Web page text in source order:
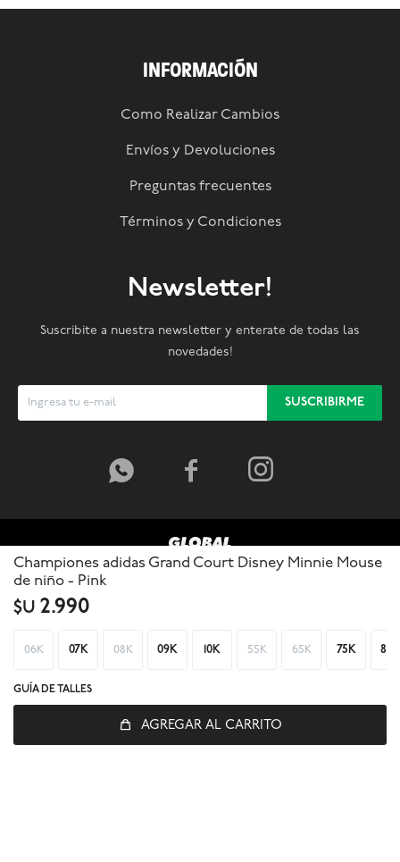
Championes adidas Grand Court Disney Minnie Mouse
de niño - Pink
$U 2.990
06K 07K 08K 09K 10K 55K 65K 75K 85K
GUÍA DE TALLES
AGREGAR AL CARRITO
INFORMACIÓN
Como Realizar Cambios
Envíos y Devoluciones
Preguntas frecuentes
Términos y Condiciones
Newsletter!
Suscribite a nuestra newsletter y enterate de todas las
novedades!
SUSCRIBIRME
  